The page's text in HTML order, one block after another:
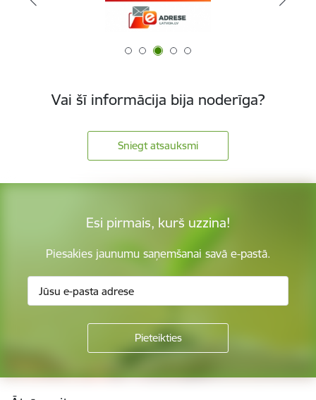
Vai šī informācija bija noderīga?
Sniegt atsauksmi
Esi pirmais, kurš uzzina!
Piesakies jaunumu saņemšanai savā e-pastā.
Kājene